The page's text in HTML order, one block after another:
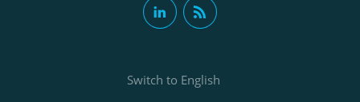
Switch to English